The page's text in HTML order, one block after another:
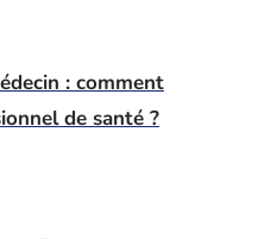
: comment
de santé ?